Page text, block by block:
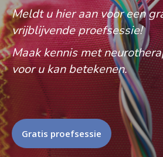
Meldt u hier aan voor een
vrijblijvende proefsessie!
Maak kennis met
voor u kan betekenen.
Gratis proefsessie